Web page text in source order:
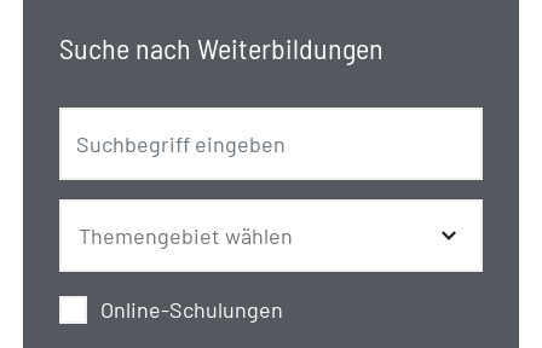
Suche nach Weiterbildungen
Online-Schulungen